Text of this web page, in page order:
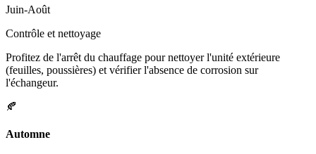
Juin-Août
Contrôle et nettoyage
Profitez de l'arrêt du chauffage pour nettoyer l'unité extérieure
(feuilles, poussières) et vérifier l'absence de corrosion sur
l'échangeur.
🍂
Automne